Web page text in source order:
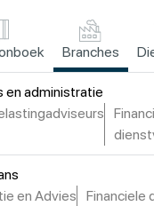
Branches
en administratie
en Advies
Financiele